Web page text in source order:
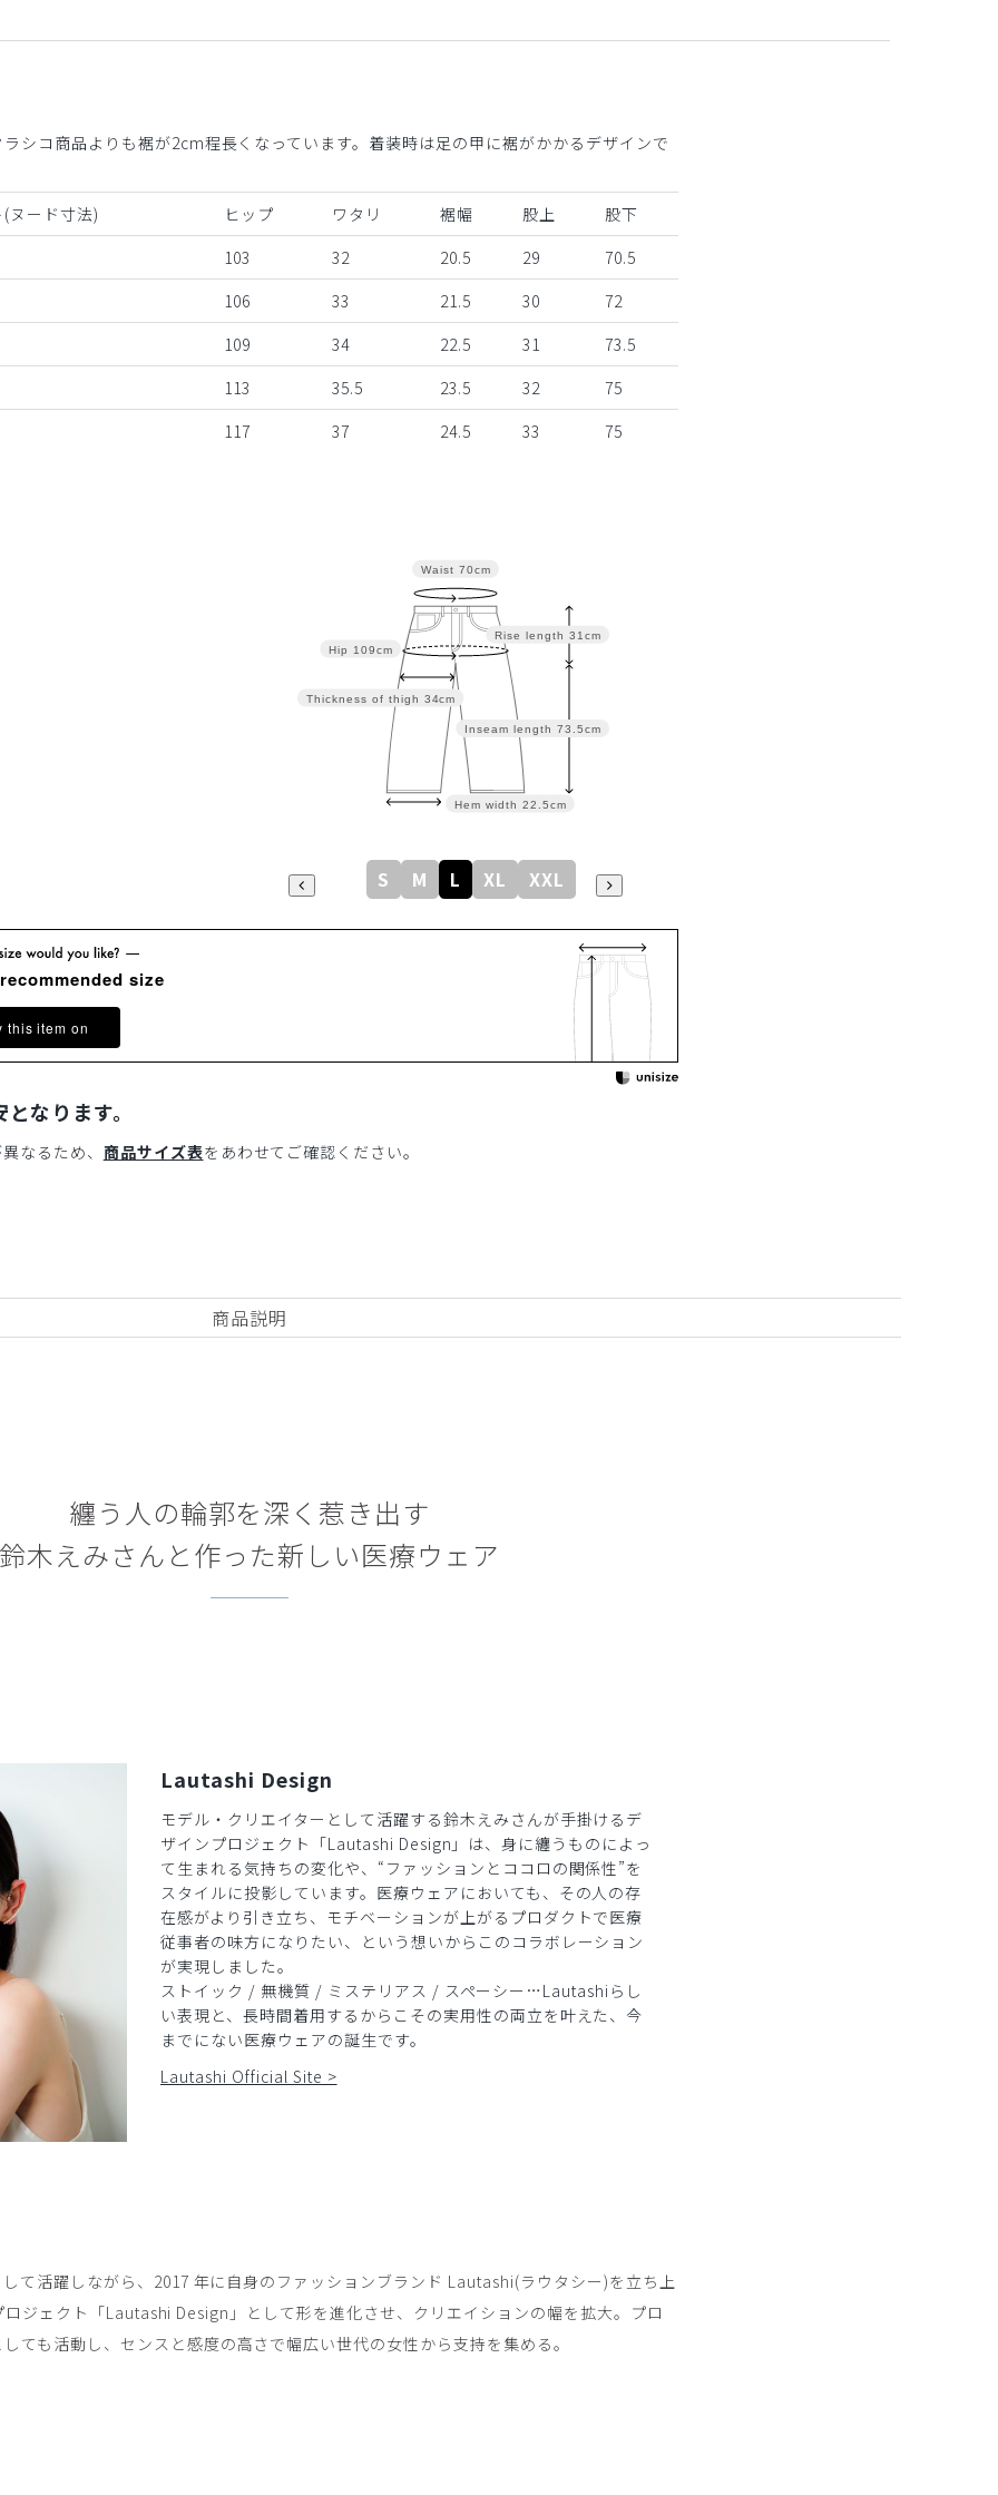
シコ商品よりも裾が2cm程長くなっています。着装時は足の甲に裾がかかるデザインで
ヌード寸法) ヒップ ワタリ 裾幅 股上
股下
103
32 20.5 29
70.5
106
33 21.5 30
72
109
34 22.5 31
73.5
113
35.5 23.5 32
75
117
37 24.5 33 75
Inseam length 73.5cm
Rise length 31cm
Hem width 22.5cm
Thickness of thigh 34cm
Hip 109cm
Waist 70cm
S M L XL XXL
size
this item on
なります。
なるため、 商品サイズ表をあわせてご確認ください。
商品説明
纏う人の輪郭を深く惹き出す
鈴木えみさんと作った新しい医療ウェア
Lautashi Design
モデル・クリエイターとして活躍する鈴木えみさんが手掛けるデ
ザインプロジェクト「Lautashi Design」は、身に纏うものによっ
て生まれる気持ちの変化や、“ファッションとココロの関係性”を
スタイルに投影しています。医療ウェアにおいても、その人の存
在感がより引き立ち、モチベーションが上がるプロダクトで医療
従事者の味方になりたい、という想いからこのコラボレーション
が実現しました。
ストイック / 無機質 / ミステリアス / スペーシー…Lautashiらし
い表現と、長時間着用するからこその実用性の両立を叶えた、今
までにない医療ウェアの誕生です。
Lautashi Official Site >
て活躍しながら、2017 年に自身のファッションブランド Lautashi(ラウタシー)を立ち上
ジェクト「Lautashi Design」として形を進化させ、クリエイションの幅を拡大。プロ
ても活動し、センスと感度の高さで幅広い世代の女性から支持を集める。